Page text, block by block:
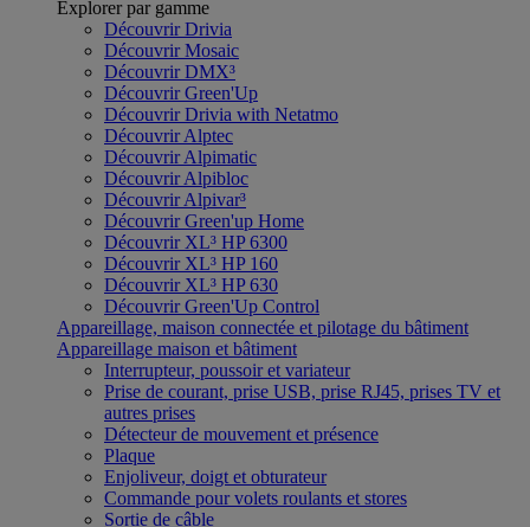
Explorer par gamme
Découvrir Drivia
Découvrir Mosaic
Découvrir DMX³
Découvrir Green'Up
Découvrir Drivia with Netatmo
Découvrir Alptec
Découvrir Alpimatic
Découvrir Alpibloc
Découvrir Alpivar³
Découvrir Green'up Home
Découvrir XL³ HP 6300
Découvrir XL³ HP 160
Découvrir XL³ HP 630
Découvrir Green'Up Control
Appareillage, maison connectée et pilotage du bâtiment
Appareillage maison et bâtiment
Interrupteur, poussoir et variateur
Prise de courant, prise USB, prise RJ45, prises TV et
autres prises
Détecteur de mouvement et présence
Plaque
Enjoliveur, doigt et obturateur
Commande pour volets roulants et stores
Sortie de câble